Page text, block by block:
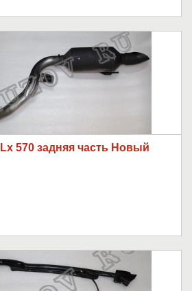
570 задняя часть Новый